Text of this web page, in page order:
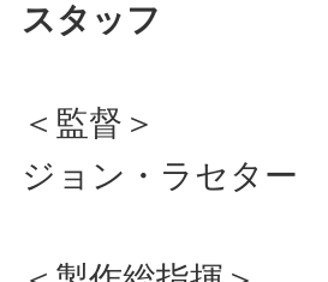
スタッフ
＜監督＞
ジョン・ラセター